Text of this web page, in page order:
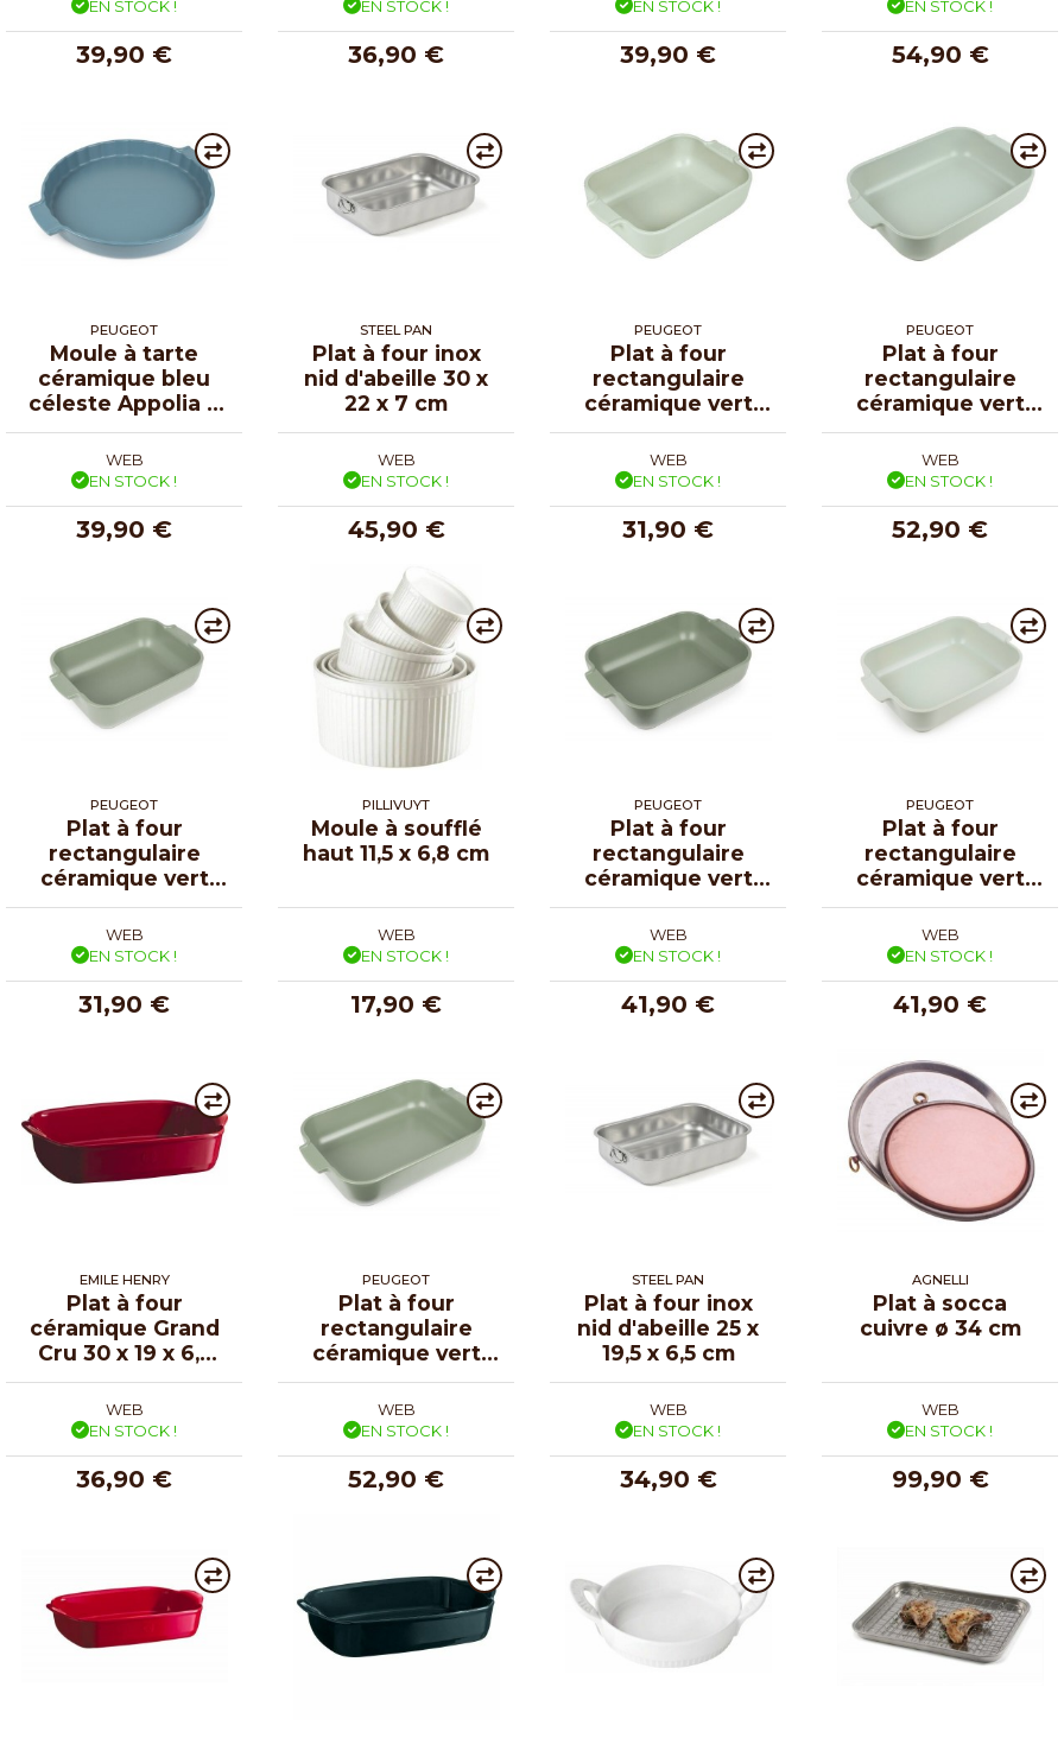
EN STOCK !
39,90 €
EN STOCK !
36,90 €
EN STOCK !
39,90 €
EN STOCK !
54,90 €
PEUGEOT
Moule à tarte
céramique bleu
céleste Appolia ø
30 cm
WEB
EN STOCK !
39,90 €
STEEL PAN
Plat à four inox
nid d'abeille 30 x
22 x 7 cm
WEB
EN STOCK !
45,90 €
PEUGEOT
Plat à four
rectangulaire
céramique vert
sauge Appolia 25
cm
WEB
EN STOCK !
31,90 €
PEUGEOT
Plat à four
rectangulaire
céramique vert
sauge Appolia 36
cm
WEB
EN STOCK !
52,90 €
PEUGEOT
Plat à four
rectangulaire
céramique vert
fougère Appolia
25 cm
WEB
EN STOCK !
31,90 €
PILLIVUYT
Moule à soufflé
haut 11,5 x 6,8 cm
WEB
EN STOCK !
17,90 €
PEUGEOT
Plat à four
rectangulaire
céramique vert
fougère Appolia
32 cm
WEB
EN STOCK !
41,90 €
PEUGEOT
Plat à four
rectangulaire
céramique vert
sauge Appolia 32
cm
WEB
EN STOCK !
41,90 €
EMILE HENRY
Plat à four
céramique Grand
Cru 30 x 19 x 6,5
cm
WEB
EN STOCK !
36,90 €
PEUGEOT
Plat à four
rectangulaire
céramique vert
fougère Appolia
36 cm
WEB
EN STOCK !
52,90 €
STEEL PAN
Plat à four inox
nid d'abeille 25 x
19,5 x 6,5 cm
WEB
EN STOCK !
34,90 €
AGNELLI
Plat à socca
cuivre ø 34 cm
WEB
EN STOCK !
99,90 €